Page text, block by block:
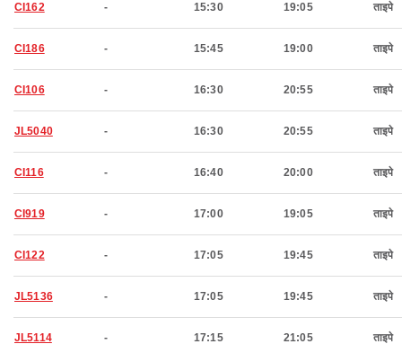
CI162 - 15:30 19:05 ताइपे
CI186 - 15:45 19:00 ताइपे
CI106 - 16:30 20:55 ताइपे
JL5040 - 16:30 20:55 ताइपे
CI116 - 16:40 20:00 ताइपे
CI919 - 17:00 19:05 ताइपे
CI122 - 17:05 19:45 ताइपे
JL5136 - 17:05 19:45 ताइपे
JL5114 - 17:15 21:05 ताइपे